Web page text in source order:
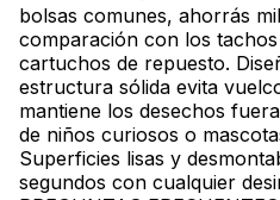
bolsas comunes, ahorrás
comparación con los
cartuchos de repuesto.
estructura sólida evita
mantiene los desechos
de niños curiosos o
Superficies lisas y
segundos con cualquier